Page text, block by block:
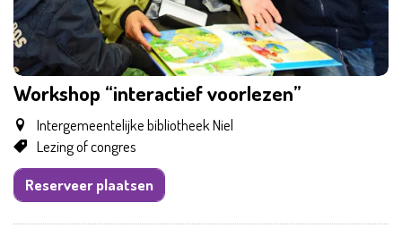
Workshop “interactief voorlezen”
Intergemeentelijke bibliotheek Niel
Lezing of congres
Reserveer plaatsen